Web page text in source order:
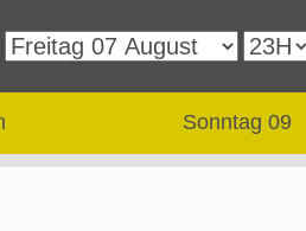
Sonntag 09